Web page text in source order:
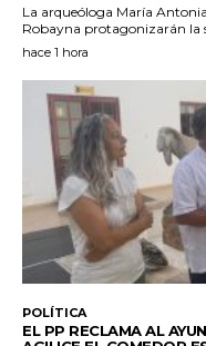
La arqueóloga María
Robayna protagonizarán la
hace 1 hora
POLÍTICA
EL PP RECLAMA AL